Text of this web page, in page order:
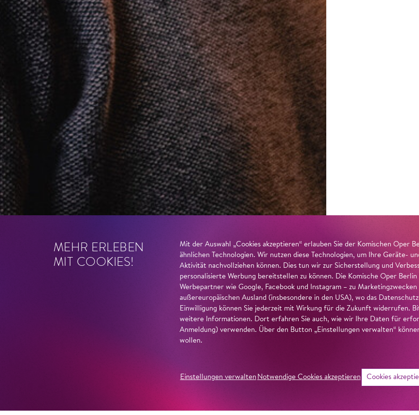
MEHR ERLEBEN
MIT COOKIES!
Mit der Auswahl „Cookies akzeptieren“ erlauben Sie der Komischen Oper
ähnlichen Technologien. Wir nutzen diese Technologien, um Ihre Geräte-
Aktivität nachvollziehen können. Dies tun wir zur Sicherstellung und
personalisierte Werbung bereitstellen zu können. Die Komische Oper
Werbepartner wie Google, Facebook und Instagram – zu
außereuropäischen Ausland (insbesondere in den USA), wo das
Einwilligung können Sie jederzeit mit Wirkung für die Zukunft widerrufen.
weitere Informationen. Dort erfahren Sie auch, wie wir Ihre Daten für
Anmeldung) verwenden. Über den Button „Einstellungen verwalten“
wollen.
Einstellungen verwalten Notwendige Cookies akzeptieren Cookies